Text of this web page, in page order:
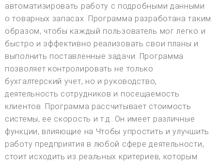
автоматизировать работу с подробными данными
о товарных запасах. Программа разработана таким
образом, чтобы каждый пользователь мог легко и
быстро и эффективно реализовать свои планы и
выполнить поставленные задачи. Программа
позволяет контролировать не только
бухгалтерский учет, но и руководство,
деятельность сотрудников и посещаемость
клиентов. Программа рассчитывает стоимость
системы, ее скорость и т.д. Он имеет различные
функции, влияющие на Чтобы упростить и улучшить
работу предприятия в любой сфере деятельности,
стоит исходить из реальных критериев, которым